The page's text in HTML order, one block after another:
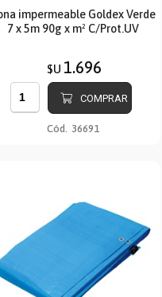
impermeable Goldex Verde
7 x 5m 90g x m² C/Prot.UV
$U 1.696
COMPRAR
Cód. 36691